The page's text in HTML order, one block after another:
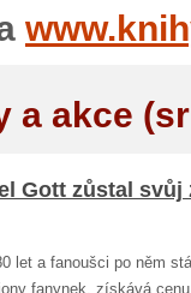
a akce
Gott zůstal svůj
let a fanoušci po něm
fanynek, získává